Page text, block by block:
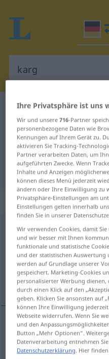
Deutsch-Türkisch
Deutsch-
"karg"
"karg" Türkisch
„karg“
karg,kärglichadj
Übersicht aller
(Für mehr Details die
fakir, sade, verimsiz,
fakir karg
Ihre Privatsphäre ist uns
Wir und unsere716-Partner
personenbezogene Daten wie
Kennungen auf Ihrem Gerät zu.
aktivieren Sie Tracking-
Partner verarbeiten Daten, um
aufgeführten Zwecke. Wenn
Inhalte und Anzeigen
können dieses Menü jederzeit
ändern oder Ihre Einwilligung zu
Privatsphäre-Einstellungen am
Einstellungen gelten innerhalb
finden Sie in unserer
Wir verwenden Cookies, damit
und wir besser mit Ihnen
funktionale und statistische
und der statistischen
werden auf Grundlage unserer
gespeichert. Marketing-Cookies
personalisierter Werbung
durch einen Klick auf den
geben. Klicken Sie ansonsten auf
können Ihre Einwilligung
Webseite widerrufen. Wenn Sie
und den
Button „Mehr Optionen“.
Datenverarbeitung entnehmen
Datenschutzerklärung. Hier